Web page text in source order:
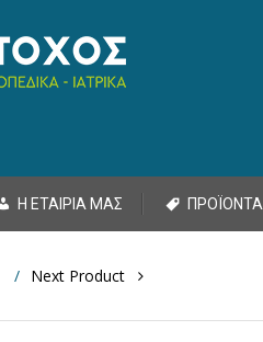
Η ΕΤΑΙΡΙΑ ΜΑΣ ΠΡΟΪΟΝΤΑ
Next Product